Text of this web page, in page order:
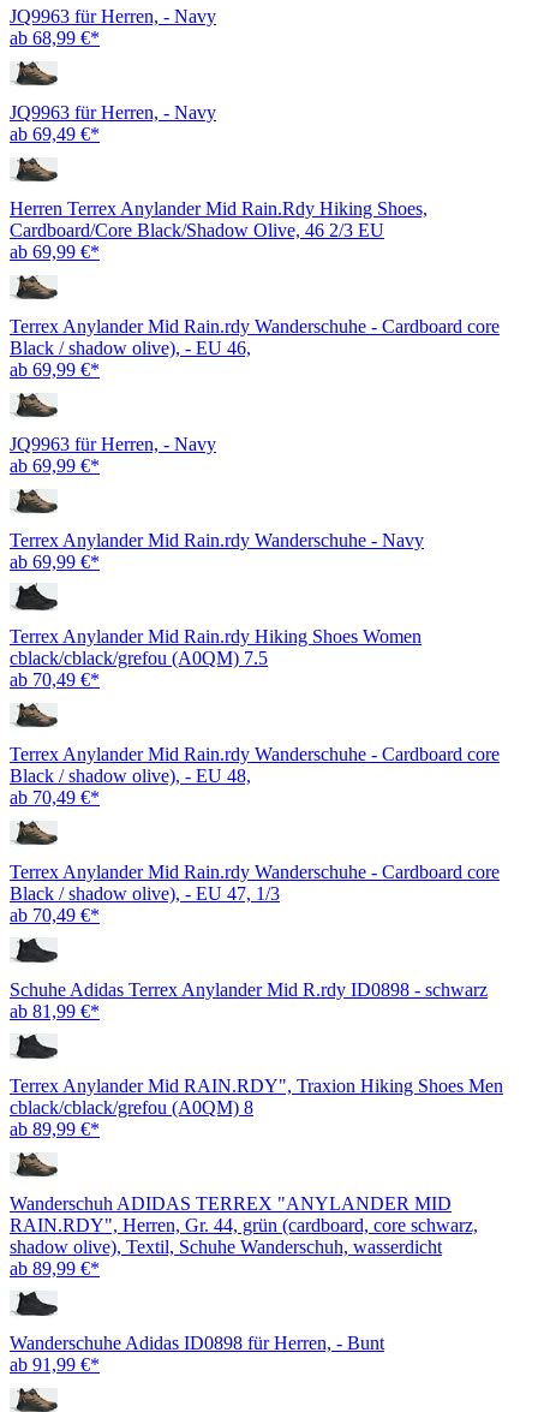
JQ9963 für Herren, - Navy
ab 68,99 €*
JQ9963 für Herren, - Navy
ab 69,49 €*
Herren Terrex Anylander Mid Rain.Rdy Hiking Shoes,
Cardboard/Core Black/Shadow Olive, 46 2/3 EU
ab 69,99 €*
Terrex Anylander Mid Rain.rdy Wanderschuhe - Cardboard core
Black / shadow olive), - EU 46,
ab 69,99 €*
JQ9963 für Herren, - Navy
ab 69,99 €*
Terrex Anylander Mid Rain.rdy Wanderschuhe - Navy
ab 69,99 €*
Terrex Anylander Mid Rain.rdy Hiking Shoes Women
cblack/cblack/grefou (A0QM) 7.5
ab 70,49 €*
Terrex Anylander Mid Rain.rdy Wanderschuhe - Cardboard core
Black / shadow olive), - EU 48,
ab 70,49 €*
Terrex Anylander Mid Rain.rdy Wanderschuhe - Cardboard core
Black / shadow olive), - EU 47, 1/3
ab 70,49 €*
Schuhe Adidas Terrex Anylander Mid R.rdy ID0898 - schwarz
ab 81,99 €*
Terrex Anylander Mid RAIN.RDY", Traxion Hiking Shoes Men
cblack/cblack/grefou (A0QM) 8
ab 89,99 €*
Wanderschuh ADIDAS TERREX "ANYLANDER MID
RAIN.RDY", Herren, Gr. 44, grün (cardboard, core schwarz,
shadow olive), Textil, Schuhe Wanderschuh, wasserdicht
ab 89,99 €*
Wanderschuhe Adidas ID0898 für Herren, - Bunt
ab 91,99 €*